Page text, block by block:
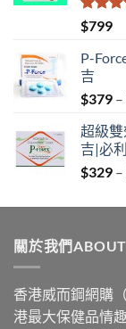
評分
滿分 5
$799
P-
吉
$379 –
超級雙
吉|必
$329 –
關於我們ABOUT
香港威而鋼網購
港最大保健品情